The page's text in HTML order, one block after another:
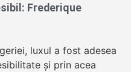
Frederique
luxul a fost adesea
și prin acea